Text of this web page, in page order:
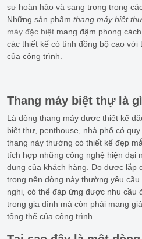
sự hoàn hảo và sang trọng trong
Những sản phẩm thang máy biệt thự
máy đặc biệt mang đậm phong
các thiết kế có tính đồng bộ cao với
của công trình.
Thang máy biệt thự là
Là dòng thang máy được thiết kế
biệt thự, penthouse, nhà phố có
thang này thường có thiết kế đẹp
tích hợp những công nghệ hiện đại
dụng của khách hàng. Do được lắp
trọng nên dòng này thường yêu
nghi, có thể đáp ứng được nhu cầu
trong gia đình mà còn phải mang
tổng thể của công trình.